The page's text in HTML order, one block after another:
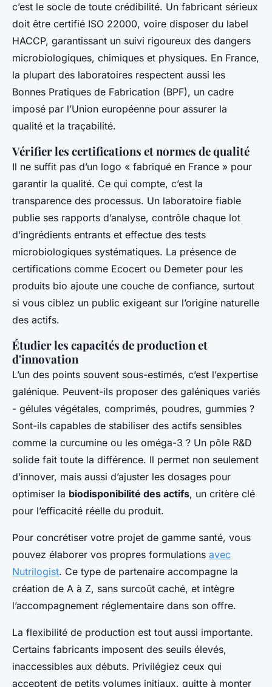
c’est le socle de toute crédibilité. Un fabricant sérieux
doit être certifié ISO 22000, voire disposer du label
HACCP, garantissant un suivi rigoureux des dangers
microbiologiques, chimiques et physiques. En France,
la plupart des laboratoires respectent aussi les
Bonnes Pratiques de Fabrication (BPF), un cadre
imposé par l’Union européenne pour assurer la
qualité et la traçabilité.
Vérifier les certifications et normes de qualité
Il ne suffit pas d’un logo « fabriqué en France » pour
garantir la qualité. Ce qui compte, c’est la
transparence des processus. Un laboratoire fiable
publie ses rapports d’analyse, contrôle chaque lot
d’ingrédients entrants et effectue des tests
microbiologiques systématiques. La présence de
certifications comme Ecocert ou Demeter pour les
produits bio ajoute une couche de confiance, surtout
si vous ciblez un public exigeant sur l’origine naturelle
des actifs.
Étudier les capacités de production et
d'innovation
L’un des points souvent sous-estimés, c’est l’expertise
galénique. Peuvent-ils proposer des galéniques variés
- gélules végétales, comprimés, poudres, gummies ?
Sont-ils capables de stabiliser des actifs sensibles
comme la curcumine ou les oméga-3 ? Un pôle R&D
solide fait toute la différence. Il permet non seulement
d’innover, mais aussi d’ajuster les dosages pour
optimiser la biodisponibilité des actifs, un critère clé
pour l’efficacité réelle du produit.
Pour concrétiser votre projet de gamme santé, vous
pouvez élaborer vos propres formulations avec
Nutrilogist. Ce type de partenaire accompagne la
création de A à Z, sans surcoût caché, et intègre
l’accompagnement réglementaire dans son offre.
La flexibilité de production est tout aussi importante.
Certains fabricants imposent des seuils élevés,
inaccessibles aux débuts. Privilégiez ceux qui
acceptent de petits volumes initiaux, quitte à monter